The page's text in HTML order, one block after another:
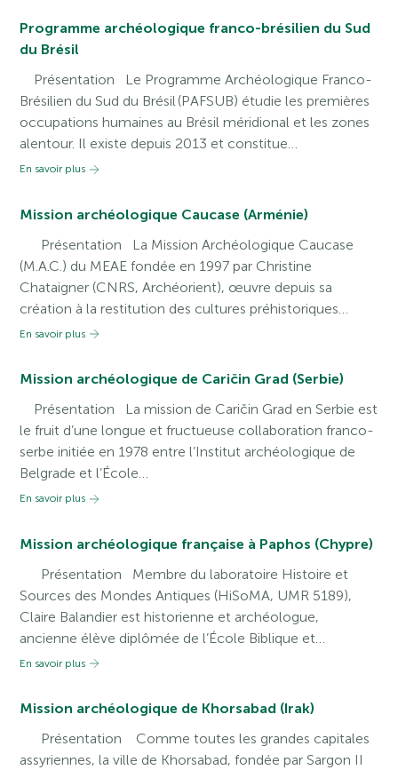
Programme archéologique franco-brésilien du Sud
du Brésil
Présentation Le Programme Archéologique Franco-
Brésilien du Sud du Brésil (PAFSUB) étudie les premières
occupations humaines au Brésil méridional et les zones
alentour. Il existe depuis 2013 et constitue…
En savoir plus
Mission archéologique Caucase (Arménie)
Présentation La Mission Archéologique Caucase
(M.A.C.) du MEAE fondée en 1997 par Christine
Chataigner (CNRS, Archéorient), œuvre depuis sa
création à la restitution des cultures préhistoriques…
En savoir plus
Mission archéologique de Caričin Grad (Serbie)
Présentation La mission de Caričin Grad en Serbie est
le fruit d’une longue et fructueuse collaboration franco-
serbe initiée en 1978 entre l’Institut archéologique de
Belgrade et l’École…
En savoir plus
Mission archéologique française à Paphos (Chypre)
Présentation Membre du laboratoire Histoire et
Sources des Mondes Antiques (HiSoMA, UMR 5189),
Claire Balandier est historienne et archéologue,
ancienne élève diplômée de l’École Biblique et…
En savoir plus
Mission archéologique de Khorsabad (Irak)
Présentation Comme toutes les grandes capitales
assyriennes, la ville de Khorsabad, fondée par Sargon II